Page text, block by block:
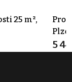
25 m²,
5